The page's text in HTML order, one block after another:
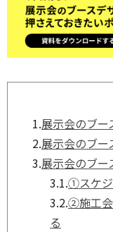
1.展示会のブー
2.展示会のブ
3.展示会のブー
3.1.①スケジ
3.2.②施工会
る